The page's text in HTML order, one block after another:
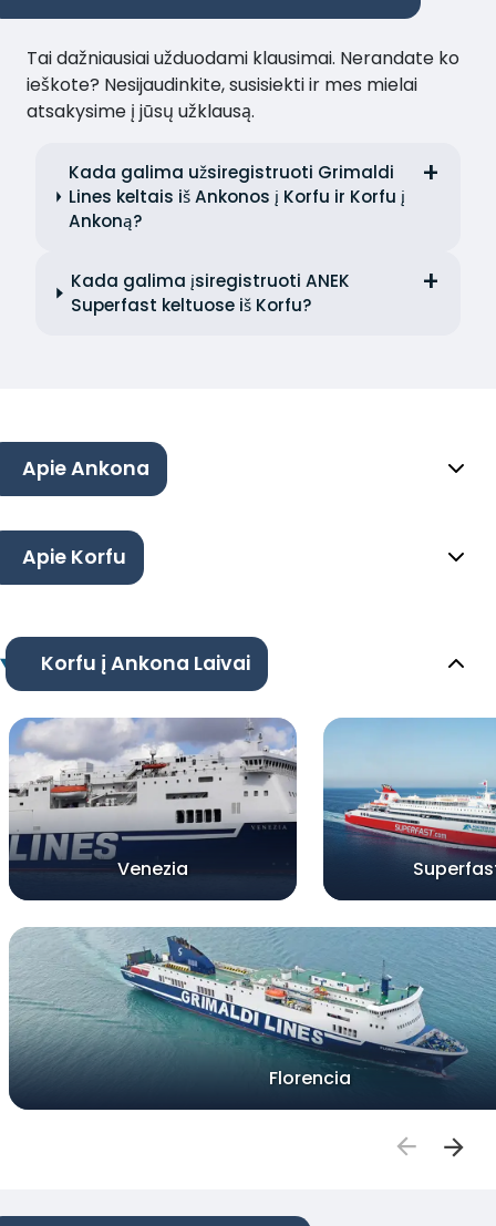
Tai dažniausiai užduodami klausimai. Nerandate ko
ieškote? Nesijaudinkite, susisiekti ir mes mielai
atsakysime į jūsų užklausą.
Kada galima užsiregistruoti Grimaldi
Lines keltais iš Ankonos į Korfu ir Korfu į
Ankoną?
Kada galima įsiregistruoti ANEK
Superfast keltuose iš Korfu?
Apie Ankona
Apie Korfu
Korfu į Ankona Laivai
Venezia
Florencia